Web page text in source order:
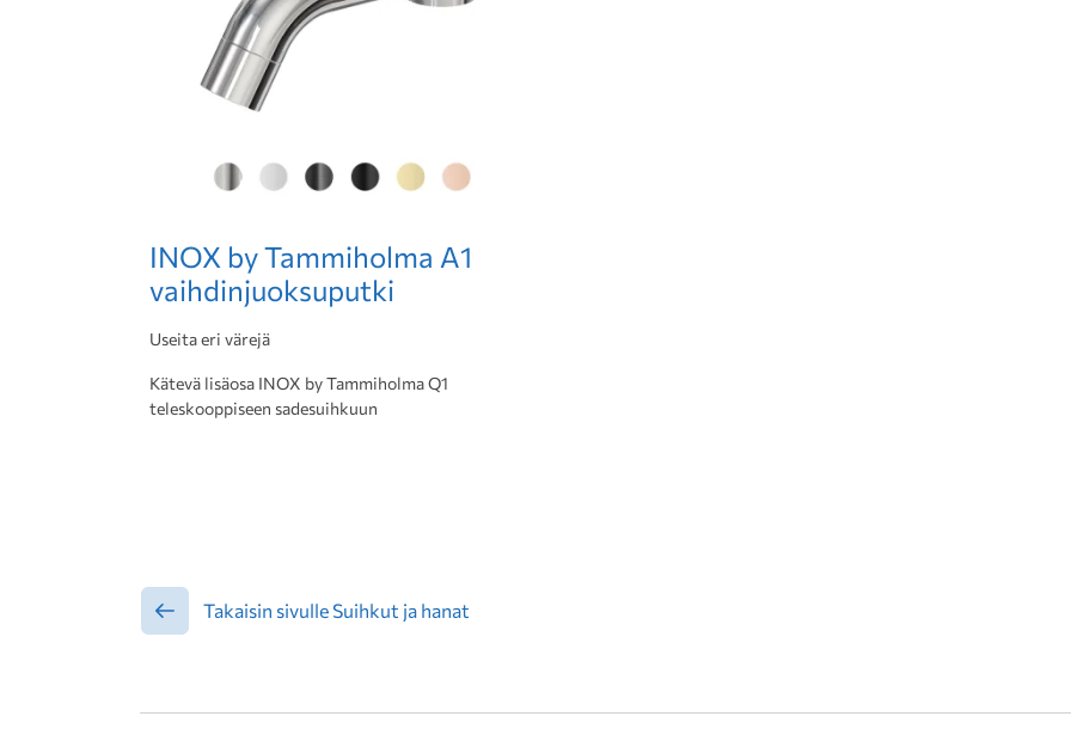
INOX by Tammiholma A1
vaihdinjuoksuputki
Useita eri värejä
Kätevä lisäosa INOX by Tammiholma Q1
teleskooppiseen sadesuihkuun
Takaisin sivulle Suihkut ja hanat